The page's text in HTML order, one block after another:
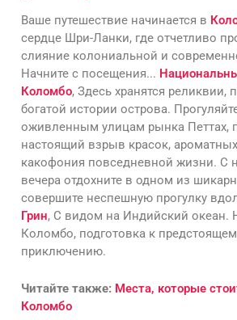
Ваше путешествие начинается в
сердце Шри-Ланки, где отчетливо
слияние колониальной и
Начните с посещения...
Коломбо, Здесь хранятся реликвии,
богатой истории острова.
оживленным улицам рынка Петтах,
настоящий взрыв красок,
какофония повседневной жизни. С
вечера отдохните в одном из
совершите неспешную прогулку
Грин, С видом на Индийский океан.
Коломбо, подготовка к
приключению.
Читайте также: Места, которые
Коломбо